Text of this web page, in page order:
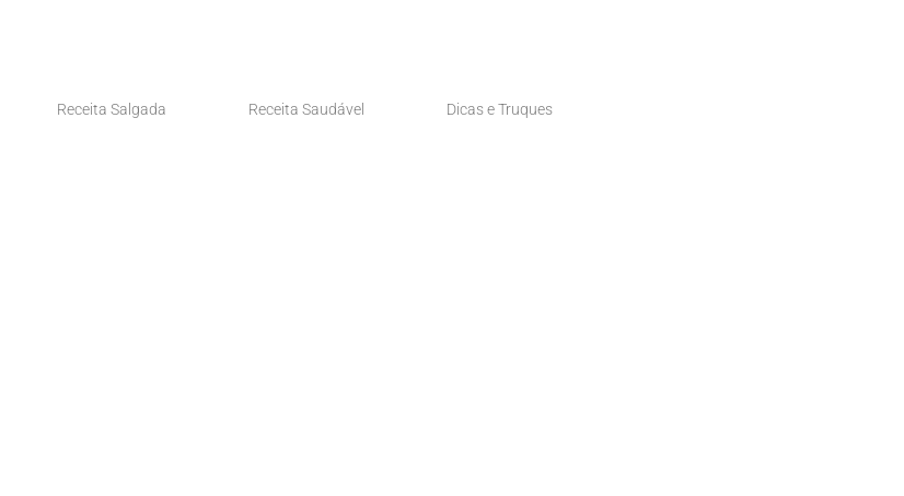
Receita Salgada Receita Saudável Dicas e Truques